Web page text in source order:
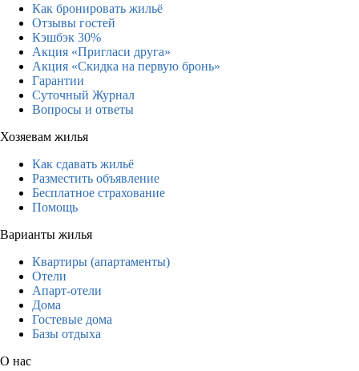
Как бронировать жильё
Отзывы гостей
Кэшбэк 30%
Акция «Пригласи друга»
Акция «Скидка на первую бронь»
Гарантии
Суточный Журнал
Вопросы и ответы
Хозяевам жилья
Как сдавать жильё
Разместить объявление
Бесплатное страхование
Помощь
Варианты жилья
Квартиры (апартаменты)
Отели
Апарт-отели
Дома
Гостевые дома
Базы отдыха
О нас